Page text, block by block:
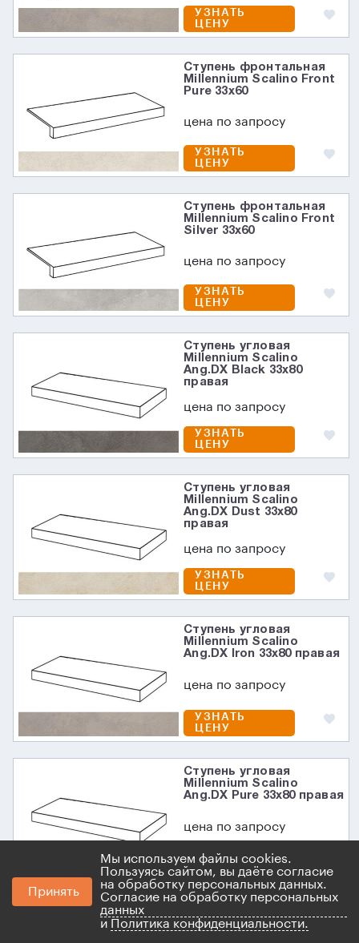
УЗНАТЬ
ЦЕНУ
Ступень фронтальная
Millennium Scalino Front
Pure 33x60
цена по запросу
УЗНАТЬ
ЦЕНУ
Ступень фронтальная
Millennium Scalino Front
Silver 33x60
цена по запросу
УЗНАТЬ
ЦЕНУ
Ступень угловая
Millennium Scalino
Ang.DX Black 33x80
правая
цена по запросу
УЗНАТЬ
ЦЕНУ
Ступень угловая
Millennium Scalino
Ang.DX Dust 33x80
правая
цена по запросу
УЗНАТЬ
ЦЕНУ
Ступень угловая
Millennium Scalino
Ang.DX Iron 33x80 правая
цена по запросу
УЗНАТЬ
ЦЕНУ
Ступень угловая
Millennium Scalino
Ang.DX Pure 33x80 правая
цена по запросу
УЗНАТЬ
ЦЕНУ
Millennium Scalino
Принять
Мы используем файлы cookies.
Пользуясь сайтом, вы даёте согласие
на обработку персональных данных.
Согласие на обработку персональных
данных
и Политика конфиденциальности.